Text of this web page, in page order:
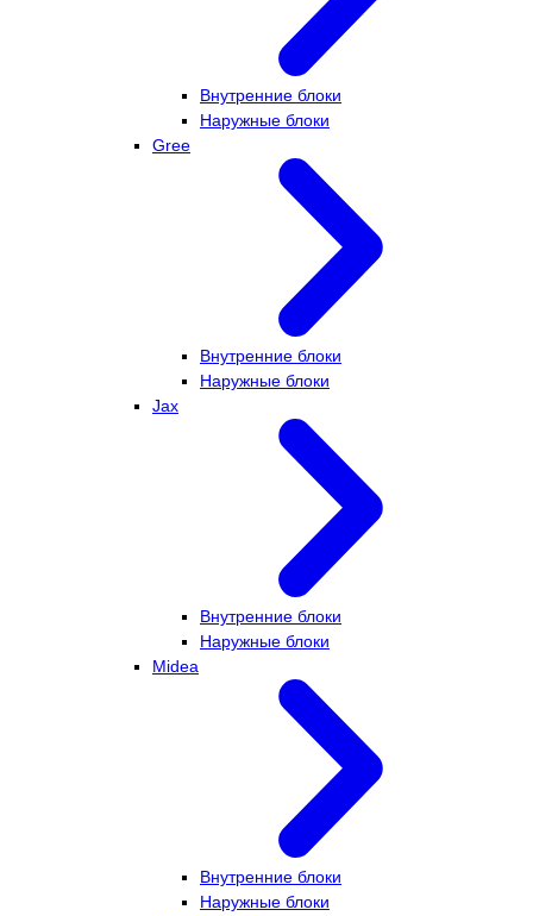
Внутренние блоки
Наружные блоки
Gree
Внутренние блоки
Наружные блоки
Jax
Внутренние блоки
Наружные блоки
Midea
Внутренние блоки
Наружные блоки